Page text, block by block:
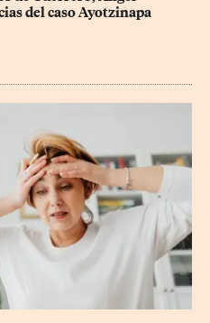
del caso Ayotzinapa